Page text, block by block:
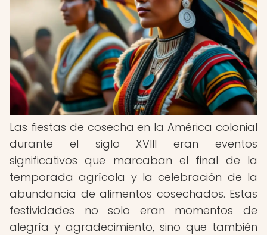
Las fiestas de cosecha en la América colonial
durante el siglo XVIII eran eventos
significativos que marcaban el final de la
temporada agrícola y la celebración de la
abundancia de alimentos cosechados. Estas
festividades no solo eran momentos de
alegría y agradecimiento, sino que también